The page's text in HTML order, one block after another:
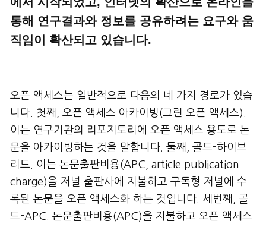
통해 연구결과와 정보를 공유하려는 요구와 움
직임이 확산되고 있습니다.
오픈 액세스는 일반적으로 다음의 네 가지 경로가 있습
니다. 첫째, 오픈 액세스 아카이빙(그린 오픈 액세스).
이는 연구기관의 리포지토리에 오픈 액세스 용도로 논
문을 아카이빙하는 것을 말합니다. 둘째, 골드-하이브
리드. 이는 논문출판비용(APC, article publication
charge)을 저널 출판사에 지불하고 구독형 저널에 수
록된 논문을 오픈 액세스화 하는 것입니다. 세번째, 골
드-APC. 논문출판비용(APC)을 지불하고 오픈 액세스